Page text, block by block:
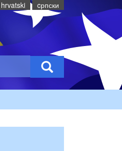
hrvatski cрпски